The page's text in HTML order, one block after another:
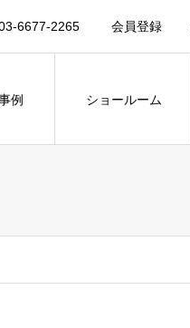
6677-2265 会員登録
例 ショールーム